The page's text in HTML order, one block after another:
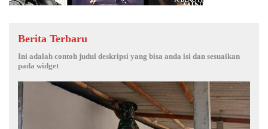
Berita Terbaru
Ini adalah contoh judul deskripsi yang bisa anda isi dan sesuaikan
pada widget